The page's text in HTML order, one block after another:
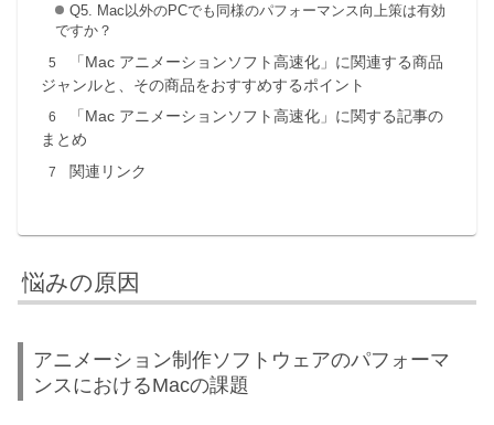
Q5. Mac以外のPCでも同様のパフォーマンス向上策は有効
ですか？
「Mac アニメーションソフト高速化」に関連する商品
ジャンルと、その商品をおすすめするポイント
「Mac アニメーションソフト高速化」に関する記事の
まとめ
関連リンク
悩みの原因
アニメーション制作ソフトウェアのパフォーマ
ンスにおけるMacの課題